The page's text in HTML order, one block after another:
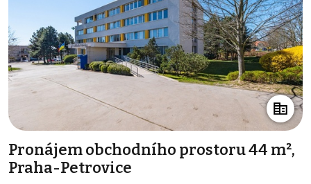
Pronájem obchodního prostoru 44 m²,
Praha-Petrovice